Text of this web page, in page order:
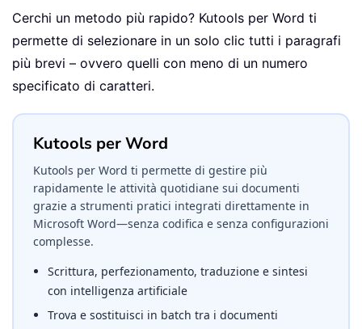
Cerchi un metodo più rapido? Kutools per Word ti
permette di selezionare in un solo clic tutti i paragrafi
più brevi – ovvero quelli con meno di un numero
specificato di caratteri.
Kutools per Word
Kutools per Word ti permette di gestire più
rapidamente le attività quotidiane sui documenti
grazie a strumenti pratici integrati direttamente in
Microsoft Word—senza codifica e senza configurazioni
complesse.
Scrittura, perfezionamento, traduzione e sintesi
con intelligenza artificiale
Trova e sostituisci in batch tra i documenti